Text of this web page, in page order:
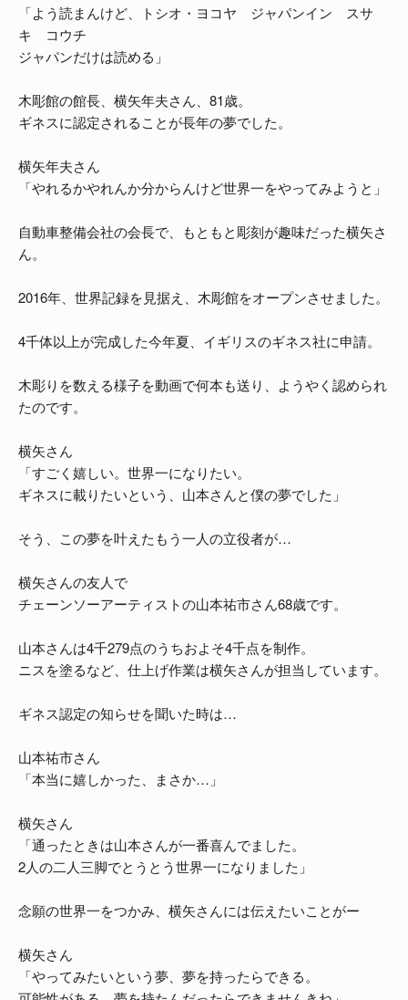
「よう読まんけど、トシオ・ヨコヤ ジャパンイン スサ
キ コウチ
ジャパンだけは読める」
木彫館の館長、横矢年夫さん、81歳。
ギネスに認定されることが長年の夢でした。
横矢年夫さん
「やれるかやれんか分からんけど世界一をやってみようと」
自動車整備会社の会長で、もともと彫刻が趣味だった横矢さ
ん。
2016年、世界記録を見据え、木彫館をオープンさせました。
4千体以上が完成した今年夏、イギリスのギネス社に申請。
木彫りを数える様子を動画で何本も送り、ようやく認められ
たのです。
横矢さん
「すごく嬉しい。世界一になりたい。
ギネスに載りたいという、山本さんと僕の夢でした」
そう、この夢を叶えたもう一人の立役者が…
横矢さんの友人で
チェーンソーアーティストの山本祐市さん68歳です。
山本さんは4千279点のうちおよそ4千点を制作。
ニスを塗るなど、仕上げ作業は横矢さんが担当しています。
ギネス認定の知らせを聞いた時は…
山本祐市さん
「本当に嬉しかった、まさか…」
横矢さん
「通ったときは山本さんが一番喜んでました。
2人の二人三脚でとうとう世界一になりました」
念願の世界一をつかみ、横矢さんには伝えたいことがー
横矢さん
「やってみたいという夢、夢を持ったらできる。